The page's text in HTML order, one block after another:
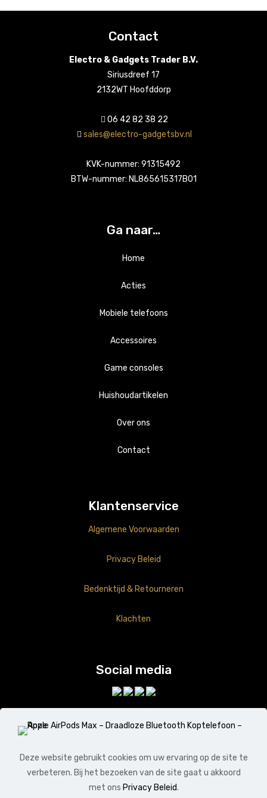
Contact
Electro & Gadgets Trader B.V.
Siriusdreef 17
2132WT Hoofddorp
06 42 82 38 22
sales@electro-gadgetsbv.nl
KVK-nummer: 91315492
BTW-nummer: NL865615317B01
Ga naar…
Home
Acties
Mobiele telefoons
Apple
Samsung
Overig
Accessoires
Apple
Samsung
Overig
Game consoles
Playstations
Nintendo
Accessoires
Huishoudartikelen
Over ons
Contact
Klantenservice
Algemene Voorwaarden
Privacy Beleid
Bedenktijd & Retourneren
Klachten
Social media
Deze website gebruikt cookies om uw ervaring op de site te
verbeteren. Bij het bezoeken van de site gaat u akkoord
met ons Privacy Beleid.